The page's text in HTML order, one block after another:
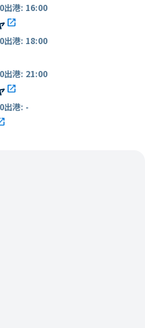
出港: 16:00
open_in_new
出港: 18:00
出港: 21:00
open_in_new
出港: -